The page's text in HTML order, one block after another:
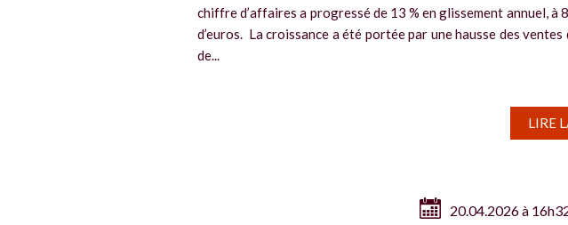
chiffre d’affaires a progressé de 13 % en glissement annuel, à
d’euros. La croissance a été portée par une hausse des ventes
de...
LIRE
20.04.2026 à